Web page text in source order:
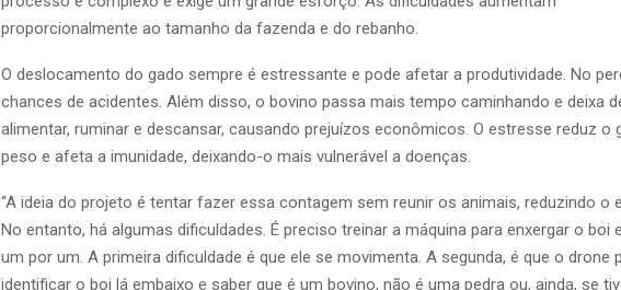
proporcionalmente ao tamanho da fazenda e do rebanho.
O deslocamento do gado sempre é estressante e pode afetar a produtividade. No
chances de acidentes. Além disso, o bovino passa mais tempo caminhando e deixa
alimentar, ruminar e descansar, causando prejuízos econômicos. O estresse reduz o
peso e afeta a imunidade, deixando-o mais vulnerável a doenças.
“A ideia do projeto é tentar fazer essa contagem sem reunir os animais, reduzindo o
No entanto, há algumas dificuldades. É preciso treinar a máquina para enxergar o boi
um por um. A primeira dificuldade é que ele se movimenta. A segunda, é que o drone
identificar o boi lá embaixo e saber que é um bovino, não é uma pedra ou, ainda, se